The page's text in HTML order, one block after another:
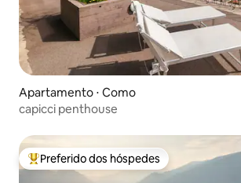
Apartamento ⋅ Como
capicci penthouse
Entre os melhores preferidos dos hóspedes
Preferido dos hóspedes